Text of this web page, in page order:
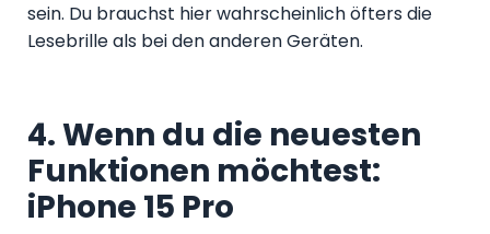
sein. Du brauchst hier wahrscheinlich öfters die
Lesebrille als bei den anderen Geräten.
4. Wenn du die neuesten
Funktionen möchtest:
iPhone 15 Pro